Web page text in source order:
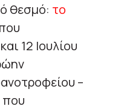
θεσμό: το
12 Ιουλίου
–
που